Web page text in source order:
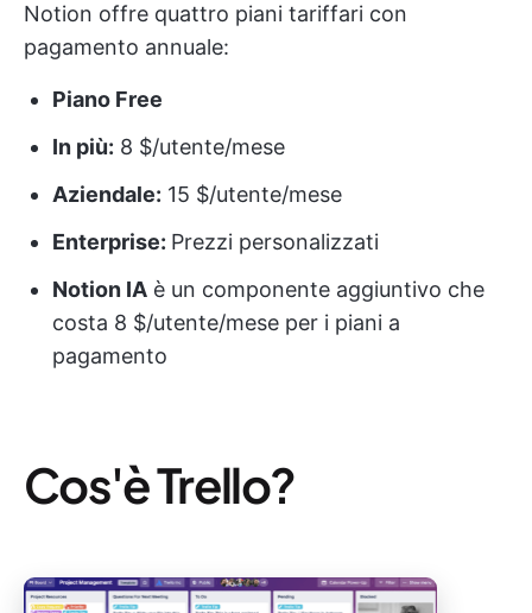
Notion offre quattro piani tariffari con
pagamento annuale:
Piano Free
In più: 8 $/utente/mese
Aziendale: 15 $/utente/mese
Enterprise: Prezzi personalizzati
Notion IA è un componente aggiuntivo che
costa 8 $/utente/mese per i piani a
pagamento
Cos'è Trello?